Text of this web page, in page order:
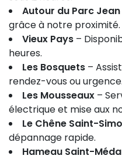
Autour du Parc
grâce à notre proximité.
Vieux Pays –
heures.
Les Bosquets –
rendez-vous ou urgence.
Les Mousseaux –
électrique et mise aux
Le Chêne Saint-
dépannage rapide.
Hameau Saint-